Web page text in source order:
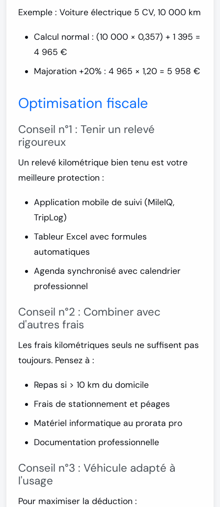
Exemple : Voiture électrique 5 CV, 10 000 km
Calcul normal : (10 000 × 0,357) + 1 395 =
4 965 €
Majoration +20% : 4 965 × 1,20 = 5 958 €
Optimisation fiscale
Conseil n°1 : Tenir un relevé
rigoureux
Un relevé kilométrique bien tenu est votre
meilleure protection :
Application mobile de suivi (MileIQ,
TripLog)
Tableur Excel avec formules
automatiques
Agenda synchronisé avec calendrier
professionnel
Conseil n°2 : Combiner avec
d'autres frais
Les frais kilométriques seuls ne suffisent pas
toujours. Pensez à :
Repas si > 10 km du domicile
Frais de stationnement et péages
Matériel informatique au prorata pro
Documentation professionnelle
Conseil n°3 : Véhicule adapté à
l'usage
Pour maximiser la déduction :